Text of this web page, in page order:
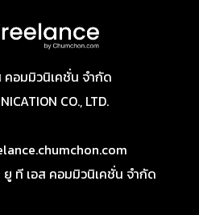
คอมมิวนิเคชั่น จำกัด
CO., LTD.
ที เอส คอมมิวนิเคชั่น จำกัด